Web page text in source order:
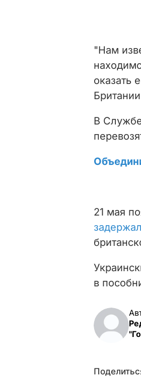
"Нам
оказать
В
21 мая
в